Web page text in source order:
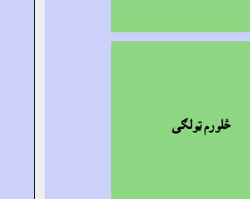
څلورم ټولګى